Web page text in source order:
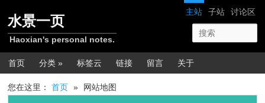
网站导航
主站 子站 讨论区
水景一页
Haoxian's personal notes.
主菜单
首页 分类 » 标签云 链接 留言 关于
您在这里：首页 » 网站地图